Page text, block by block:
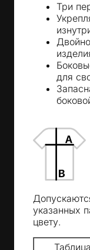
Три
для
указанных
цвету.
Таблица